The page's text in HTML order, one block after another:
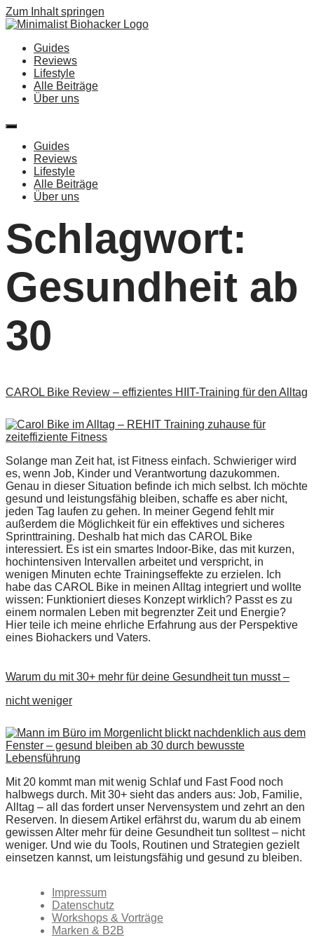
Zum Inhalt springen
Guides
Reviews
Lifestyle
Alle Beiträge
Über uns
Guides
Reviews
Lifestyle
Alle Beiträge
Über uns
Schlagwort:
Gesundheit ab
30
CAROL Bike Review – effizientes HIIT-Training für den Alltag
Solange man Zeit hat, ist Fitness einfach. Schwieriger wird
es, wenn Job, Kinder und Verantwortung dazukommen.
Genau in dieser Situation befinde ich mich selbst. Ich möchte
gesund und leistungsfähig bleiben, schaffe es aber nicht,
jeden Tag laufen zu gehen. In meiner Gegend fehlt mir
außerdem die Möglichkeit für ein effektives und sicheres
Sprinttraining. Deshalb hat mich das CAROL Bike
interessiert. Es ist ein smartes Indoor-Bike, das mit kurzen,
hochintensiven Intervallen arbeitet und verspricht, in
wenigen Minuten echte Trainingseffekte zu erzielen. Ich
habe das CAROL Bike in meinen Alltag integriert und wollte
wissen: Funktioniert dieses Konzept wirklich? Passt es zu
einem normalen Leben mit begrenzter Zeit und Energie?
Hier teile ich meine ehrliche Erfahrung aus der Perspektive
eines Biohackers und Vaters.
Warum du mit 30+ mehr für deine Gesundheit tun musst –
nicht weniger
Mit 20 kommt man mit wenig Schlaf und Fast Food noch
halbwegs durch. Mit 30+ sieht das anders aus: Job, Familie,
Alltag – all das fordert unser Nervensystem und zehrt an den
Reserven. In diesem Artikel erfährst du, warum du ab einem
gewissen Alter mehr für deine Gesundheit tun solltest – nicht
weniger. Und wie du Tools, Routinen und Strategien gezielt
einsetzen kannst, um leistungsfähig und gesund zu bleiben.
Impressum
Datenschutz
Workshops & Vorträge
Marken & B2B